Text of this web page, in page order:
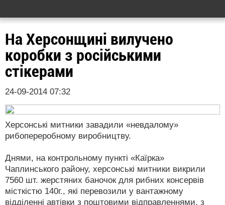
На Херсонщині вилучено
коробки з російськими
стікерами
24-09-2014 07:32
Херсонські митники завадили «невдалому»
рибопереробному виробництву.
Днями, на контрольному пункті «Каїрка»
Чаплинського району, херсонські митники викрили
7560 шт. жерстяних баночок для рибних консервів
місткістю 140г., які перевозили у вантажному
відділенні автівки з поштовими відправленнями, з